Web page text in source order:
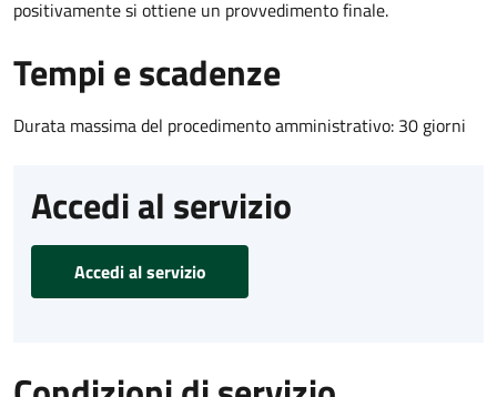
positivamente si ottiene un provvedimento finale.
Tempi e scadenze
Durata massima del procedimento amministrativo: 30 giorni
Accedi al servizio
Accedi al servizio